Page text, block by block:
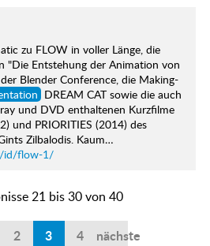
zu FLOW in voller Länge, die
"Die Entstehung der Animation von
Blender Conference, die Making-
DREAM CAT sowie die auch
und DVD enthaltenen Kurzfilme
und PRIORITIES (2014) des
Zilbalodis. Kaum…
id/flow-1/
21 bis 30 von 40
2 3 4 nächste